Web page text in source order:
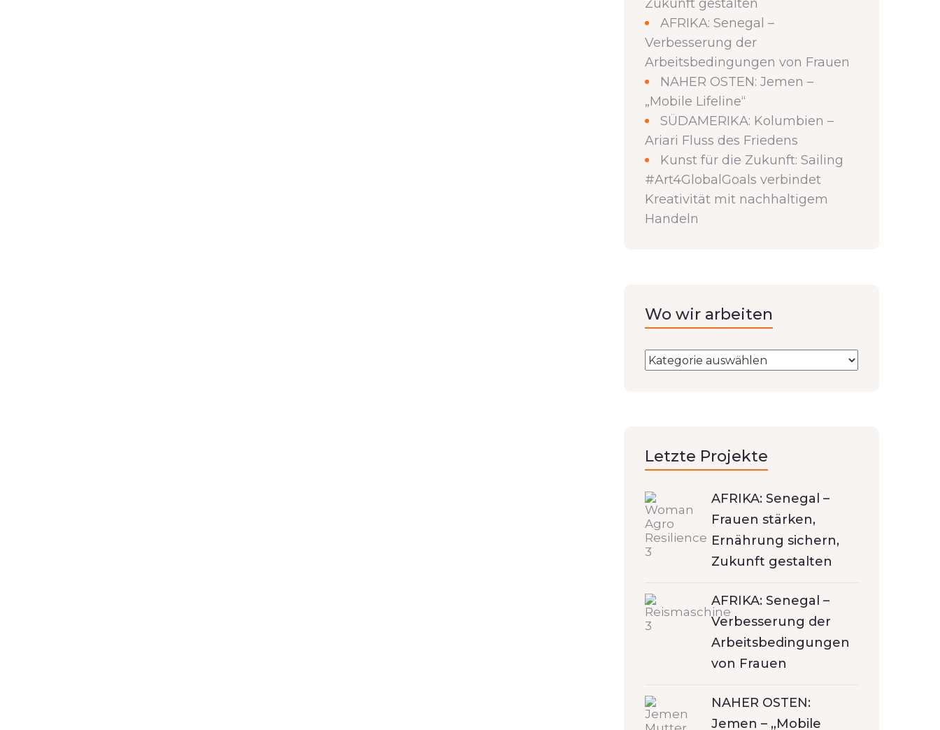
Zukunft gestalten
AFRIKA: Senegal –
Verbesserung der
Arbeitsbedingungen von Frauen
NAHER OSTEN: Jemen –
„Mobile Lifeline“
SÜDAMERIKA: Kolumbien –
Ariari Fluss des Friedens
Kunst für die Zukunft: Sailing
#Art4GlobalGoals verbindet
Kreativität mit nachhaltigem
Handeln
Wo wir arbeiten
Letzte Projekte
AFRIKA: Senegal –
Frauen stärken,
Ernährung sichern,
Zukunft gestalten
AFRIKA: Senegal –
Verbesserung der
Arbeitsbedingungen
von Frauen
NAHER OSTEN:
Jemen – „Mobile